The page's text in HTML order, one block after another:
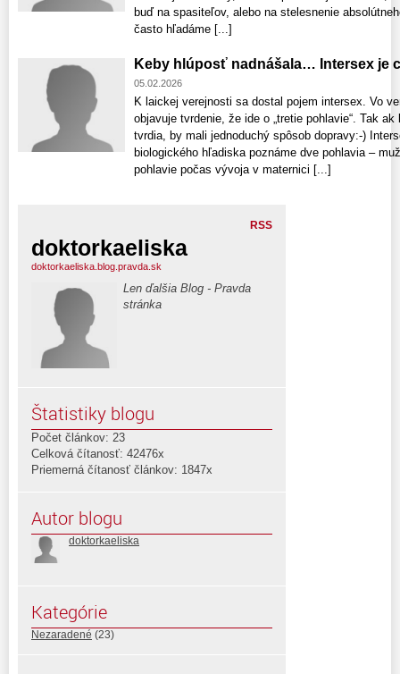
buď na spasiteľov, alebo na stelesnenie
často hľadáme [...]
Keby hlúposť nadnášala… Intersex je
05.02.2026
K laickej verejnosti sa dostal pojem intersex. Vo
objavuje tvrdenie, že ide o „tretie pohlavie“. Tak
tvrdia, by mali jednoduchý spôsob dopravy:-)
biologického hľadiska poznáme dve pohlavia –
pohlavie počas vývoja v maternici [...]
RSS
doktorkaeliska
doktorkaeliska.blog.pravda.sk
Len ďalšia Blog - Pravda
stránka
Štatistiky blogu
Počet článkov: 23
Celková čítanosť: 42476x
Priemerná čítanosť článkov: 1847x
Autor blogu
doktorkaeliska
Kategórie
Nezaradené (23)